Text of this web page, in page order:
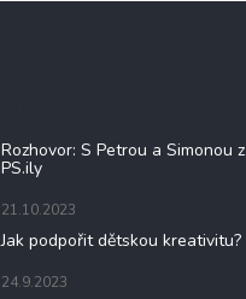
Rozhovor: S Petrou a Simonou z
PS.ily
21.10.2023
Jak podpořit dětskou kreativitu?
24.9.2023